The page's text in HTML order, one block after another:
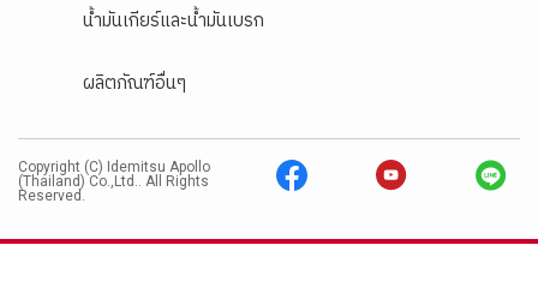
น้ำมันเกียร์และน้ำมันเบรก
ผลิตภัณฑ์อื่นๆ
Copyright (C) Idemitsu Apollo
(Thailand) Co.,Ltd.. All Rights
Reserved.